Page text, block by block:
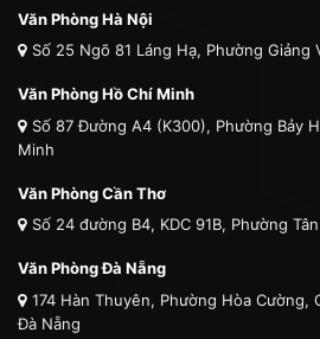
Văn Phòng Hà Nội
Số 25 Ngõ 81 Láng Hạ, Phường Giảng
Văn Phòng Hồ Chí Minh
Số 87 Đường A4 (K300), Phường Bảy
Minh
Văn Phòng Cần Thơ
Số 24 đường B4, KDC 91B, Phường
Văn Phòng Đà Nẵng
174 Hàn Thuyên, Phường Hòa Cường,
Đà Nẵng